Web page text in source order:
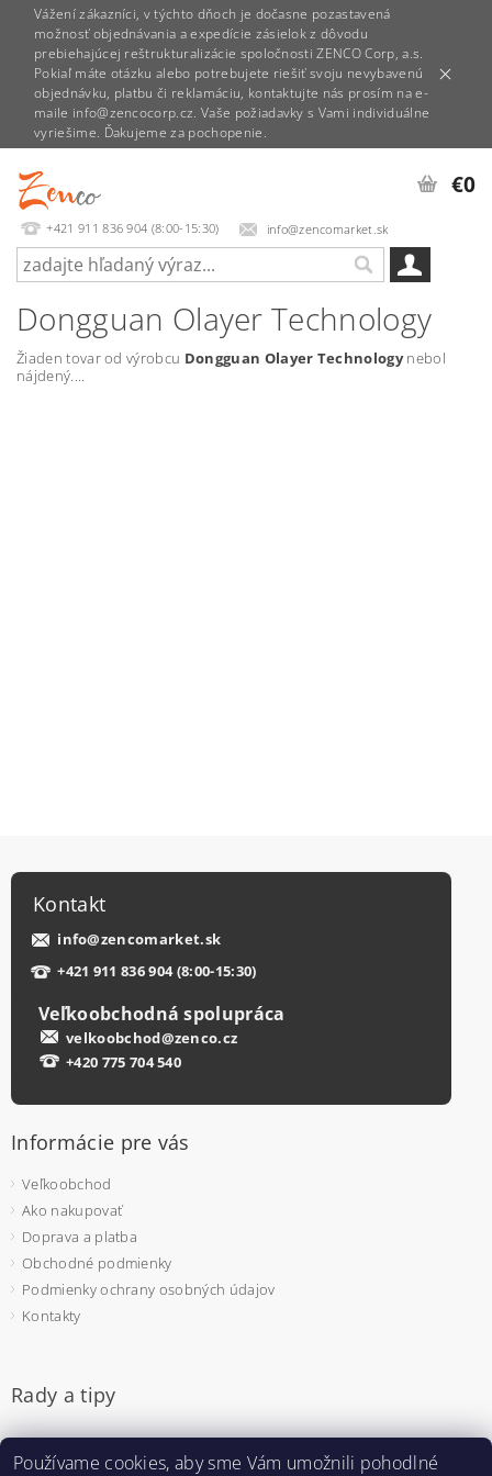
Vážení zákazníci, v týchto dňoch je dočasne pozastavená
možnosť objednávania a expedície zásielok z dôvodu
prebiehajúcej reštrukturalizácie spoločnosti ZENCO Corp, a.s.
Pokiaľ máte otázku alebo potrebujete riešiť svoju nevybavenú
objednávku, platbu či reklamáciu, kontaktujte nás prosím na e-
maile info@zencocorp.cz. Vaše požiadavky s Vami individuálne
vyriešime. Ďakujeme za pochopenie.
+421 911 836 904 (8:00-15:30) info@zencomarket.sk
€0
Dongguan Olayer Technology
Žiaden tovar od výrobcu Dongguan Olayer Technologynebol
nájdený....
Kontakt
info@zencomarket.sk
+421 911 836 904 (8:00-15:30)
Veľkoobchodná spolupráca
velkoobchod@zenco.cz
+420 775 704 540
Informácie pre vás
Veľkoobchod
Ako nakupovať
Doprava a platba
Obchodné podmienky
Podmienky ochrany osobných údajov
Kontakty
Rady a tipy
Používame cookies, aby sme Vám umožnili pohodlné